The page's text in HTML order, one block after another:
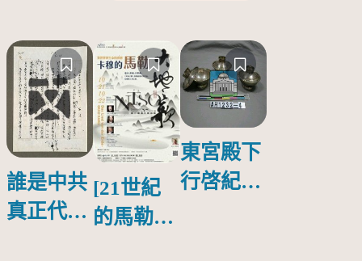
誰是中共
真正代言
[21世紀
的馬勒、
東宮殿下
行啓紀念